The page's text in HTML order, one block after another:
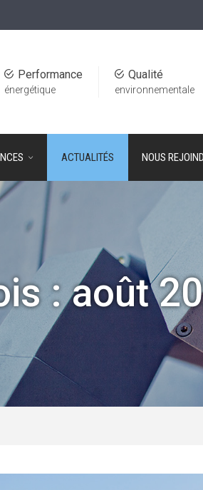
Qualité
environnementale
Performance
énergétique
ACTUALITÉS NOUS
:août